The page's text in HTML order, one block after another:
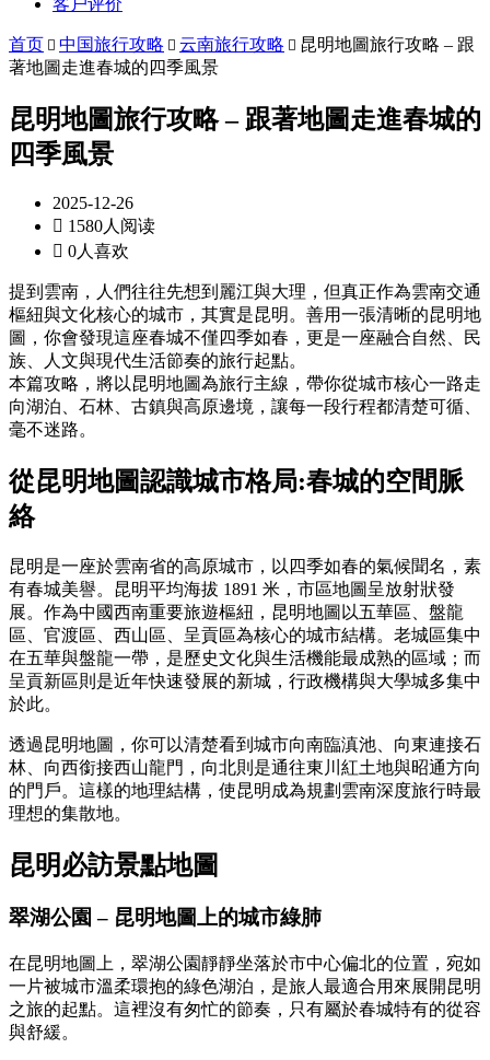
客户评价
首页  中国旅行攻略  云南旅行攻略  昆明地圖旅行攻略 – 跟
著地圖走進春城的四季風景
昆明地圖旅行攻略 – 跟著地圖走進春城的
四季風景
2025-12-26
 1580人阅读
 0人喜欢
提到雲南，人們往往先想到麗江與大理，但真正作為雲南交通
樞紐與文化核心的城市，其實是昆明。善用一張清晰的昆明地
圖，你會發現這座春城不僅四季如春，更是一座融合自然、民
族、人文與現代生活節奏的旅行起點。
本篇攻略，將以昆明地圖為旅行主線，帶你從城市核心一路走
向湖泊、石林、古鎮與高原邊境，讓每一段行程都清楚可循、
毫不迷路。
從昆明地圖認識城市格局:春城的空間脈
絡
昆明是一座於雲南省的高原城市，以四季如春的氣候聞名，素
有春城美譽。昆明平均海拔 1891 米，市區地圖呈放射狀發
展。作為中國西南重要旅遊樞紐，昆明地圖以五華區、盤龍
區、官渡區、西山區、呈貢區為核心的城市結構。老城區集中
在五華與盤龍一帶，是歷史文化與生活機能最成熟的區域；而
呈貢新區則是近年快速發展的新城，行政機構與大學城多集中
於此。
透過昆明地圖，你可以清楚看到城市向南臨滇池、向東連接石
林、向西銜接西山龍門，向北則是通往東川紅土地與昭通方向
的門戶。這樣的地理結構，使昆明成為規劃雲南深度旅行時最
理想的集散地。
昆明必訪景點地圖
翠湖公園 – 昆明地圖上的城市綠肺
在昆明地圖上，翠湖公園靜靜坐落於市中心偏北的位置，宛如
一片被城市溫柔環抱的綠色湖泊，是旅人最適合用來展開昆明
之旅的起點。這裡沒有匆忙的節奏，只有屬於春城特有的從容
與舒緩。